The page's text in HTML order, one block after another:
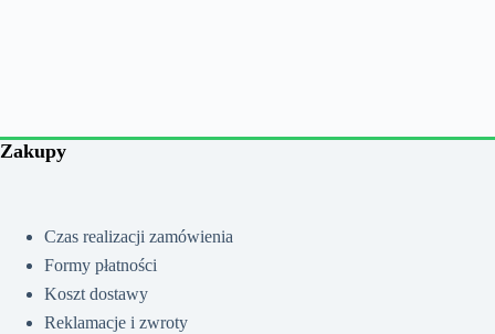
Zakupy
Czas realizacji zamówienia
Formy płatności
Koszt dostawy
Reklamacje i zwroty